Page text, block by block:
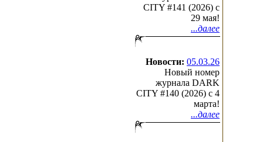
CITY #141 (2026) c
29 мая!
...далее
Новости: 05.03.26
Новый номер
журнала DARK
CITY #140 (2026) c 4
марта!
...далее